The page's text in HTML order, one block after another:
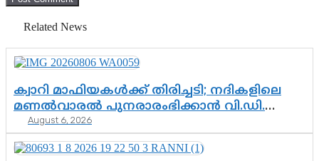
Related News
ക്വാറി മാഫിയകൾക്ക് തിരിച്ചടി; നദികളിലെ
മണൽവാരൽ പുനരാരംഭിക്കാൻ വി.ഡി.
സർക്കാർ തീരുമാനം
August 6, 2026